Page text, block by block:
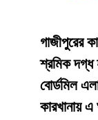
গাজীপুরের
শ্রমিক দগ্ধ
বোর্ডমিল
কারখানায় এ